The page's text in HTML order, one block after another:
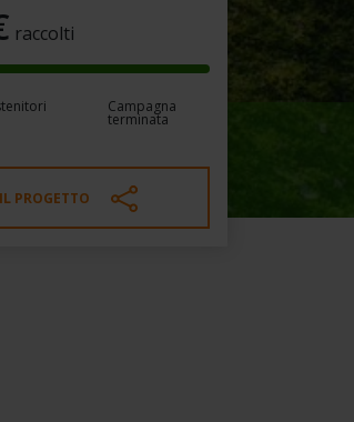
raccolti
Campagna
terminata
PROGETTO